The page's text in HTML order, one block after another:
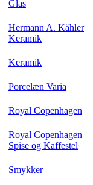
Glas
Hermann A. Kähler
Keramik
Keramik
Porcelæn Varia
Royal Copenhagen
Royal Copenhagen
Spise og Kaffestel
Smykker